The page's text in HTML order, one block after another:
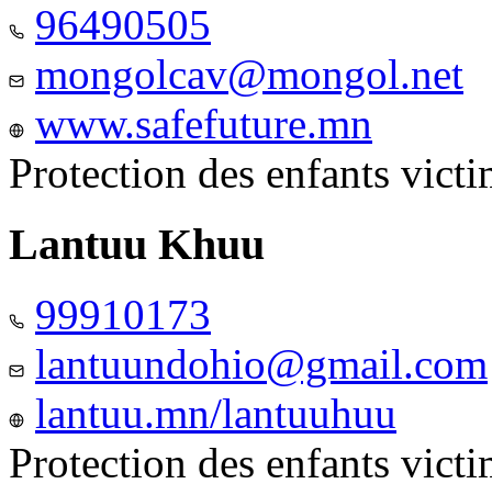
96490505
mongolcav@mongol.net
www.safefuture.mn
Protection des enfants
Lantuu Khuu
99910173
lantuundohio@gmail.com
lantuu.mn/lantuuhuu
Protection des enfants